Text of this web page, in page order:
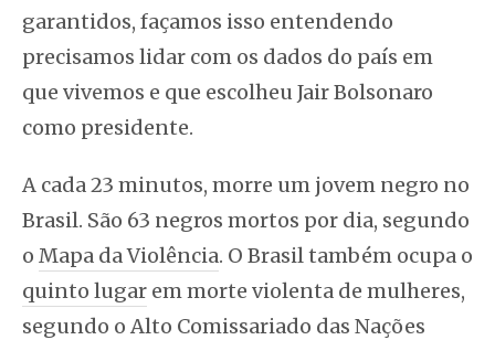
garantidos, façamos isso entendendo
precisamos lidar com os dados do país em
que vivemos e que escolheu Jair Bolsonaro
como presidente.
A cada 23 minutos, morre um jovem negro no
Brasil. São 63 negros mortos por dia, segundo
o Mapa da Violência. O Brasil também ocupa o
quinto lugar em morte violenta de mulheres,
segundo o Alto Comissariado das Nações